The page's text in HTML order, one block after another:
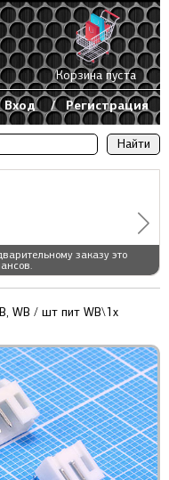
заказу это
Вход / Регистрация
Корзина пуста
WB / шт пит WB\1x